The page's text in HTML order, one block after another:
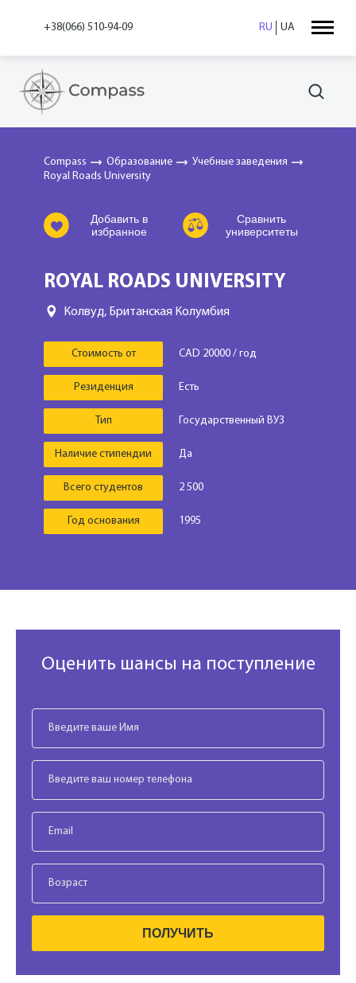
+38(066) 510-94-09 RU UA
Compass Образование
Учебные заведения
Royal Roads University
Добавить в
избранное
Сравнить
университеты
ROYAL ROADS UNIVERSITY
Колвуд, Британская Колумбия
Стоимость от CAD 20000 / год
Резиденция Есть
Тип Государственный ВУЗ
Наличие стипендии Да
Всего студентов 2 500
Год основания 1995
Оценить шансы на поступление
ПОЛУЧИТЬ